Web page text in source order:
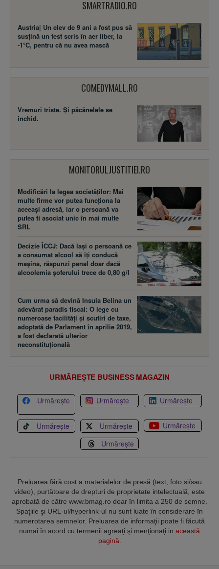
SMARTRADIO.RO
Austria| Un elev de 9 ani a fost pus să
susţină un test scris în aer liber, la
-1°C, pentru că nu avea mască
COMEDYMALL.RO
Vremuri triste. Şi păcănelele se
închid.
MONITORULJUSTITIEI.RO
Modificări la legea societăţilor: Mai
multe firme vor putea funcţiona la
aceeaşi adresă, iar o persoană va
putea fi asociat unic în mai multe
SRL
Decizie ÎCCJ: Dacă laşi o persoană ce
a consumat alcool să îţi conducă
maşina, răspunzi penal doar dacă
alcoolemia şoferului trece de 0,80 g/l
Cum urma să devină Insula Belina un
adevărat paradis fiscal: O lege cu
numeroase facilităţi şi scutiri de taxe,
adoptată de Parlament în aprilie 2019,
a fost declarată ulterior
neconstituţională
URMĂREȘTE BUSINESS MAGAZIN
Urmărește Urmărește Urmărește
Urmărește Urmărește
Urmărește
Urmărește
Preluarea fără cost a materialelor de presă (text, foto si/sau
video), purtătoare de drepturi de proprietate intelectuală, este
aprobată de către www.bmag.ro doar în limita a 250 de semne.
Spaţiile şi URL-ul/hyperlink-ul nu sunt luate în considerare în
numerotarea semnelor. Preluarea de informaţii poate fi făcută
numai în acord cu termenii agreaţi şi menţionaţi in această
pagină.